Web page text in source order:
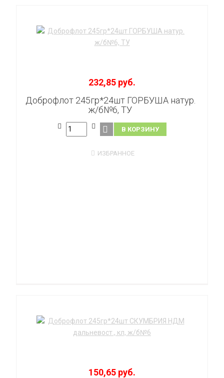
232,85 руб.
Доброфлот 245гр*24шт ГОРБУША натур.
ж/б№6, ТУ
В КОРЗИНУ
ИЗБРАННОЕ
150,65 руб.